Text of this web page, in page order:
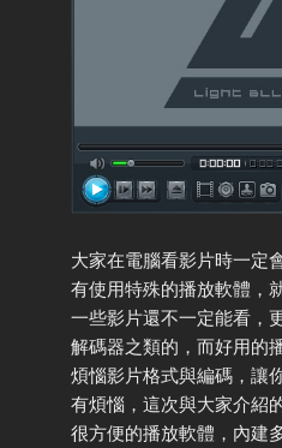
大家在電腦看影片時一定
有使用特殊的播放軟體，
一些影片還不一定能看，
解碼器之類的，而好用的
煩惱影片格式與編碼，讓
有煩惱，這次與大家介紹
很方便的播放軟體，內建